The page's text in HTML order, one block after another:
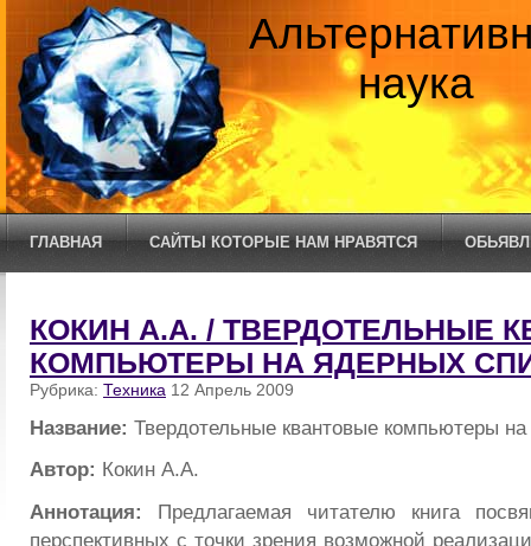
наука
ГЛАВНАЯ САЙТЫ КОТОРЫЕ НАМ НРАВЯТСЯ
КОКИН А.А. / ТВЕРДОТЕЛЬНЫЕ
КОМПЬЮТЕРЫ НА ЯДЕРНЫХ
Рубрика: Техника 12 Апрель 2009
Название: Твердотельные квантовые компьютеры
Автор: Кокин А.А.
Аннотация: Предлагаемая читателю книга
перспективных с точки зрения возможной